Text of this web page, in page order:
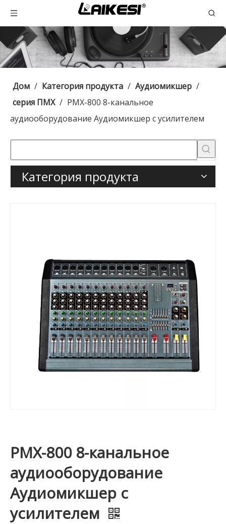
Дом / Категория продукта / Аудиомикшер /
серия ПМХ / PMX-800 8-канальное
аудиооборудование Аудиомикшер с усилителем
Категория продукта
PMX-800 8-канальное
аудиооборудование
Аудиомикшер с
усилителем